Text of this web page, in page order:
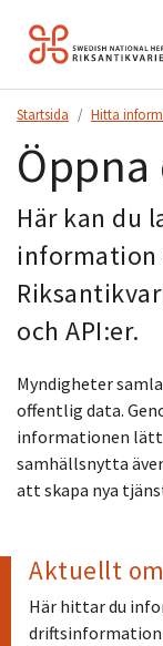
Hoppa
till
Startsida Hitta
Öppna
Här kan du
information
och API:er.
Myndigheter
offentlig data.
informationen lätt
samhällsnytta
att skapa nya
Aktuellt
Här hittar du
driftsinformation